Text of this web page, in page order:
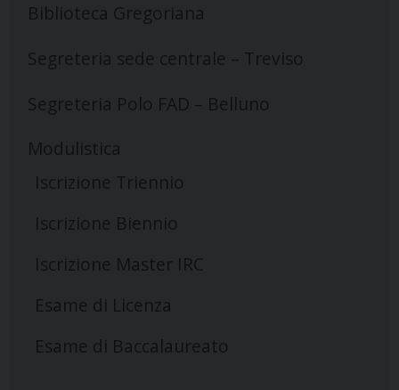
Biblioteca Gregoriana
Segreteria sede centrale – Treviso
Segreteria Polo FAD – Belluno
Modulistica
Iscrizione Triennio
Iscrizione Biennio
Iscrizione Master IRC
Esame di Licenza
Esame di Baccalaureato